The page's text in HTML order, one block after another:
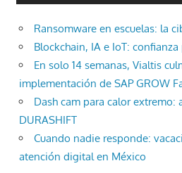
Ransomware en escuelas: la
Blockchain, IA e IoT:
En solo 14 semanas, Vialtis
implementación de SAP GROW
Dash cam para calor extremo:
DURASHIFT
Cuando nadie responde:
atención digital en México